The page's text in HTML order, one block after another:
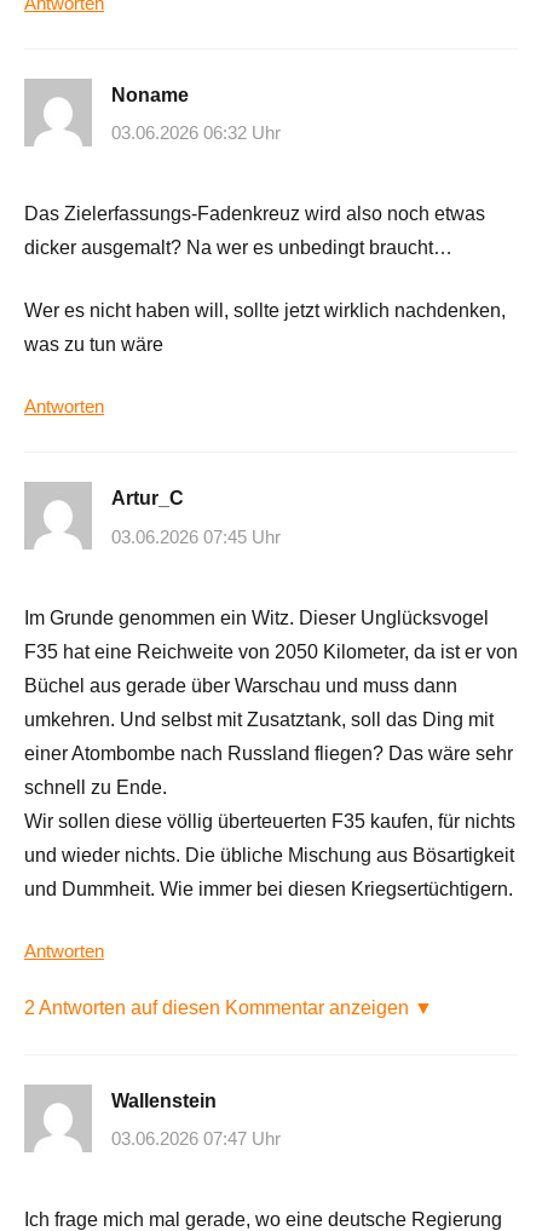
Noname
03.06.2026 06:32 Uhr
Das Zielerfassungs-Fadenkreuz wird also noch etwas
dicker ausgemalt? Na wer es unbedingt braucht…
Wer es nicht haben will, sollte jetzt wirklich nachdenken,
was zu tun wäre
Antworten
Artur_C
03.06.2026 07:45 Uhr
Im Grunde genommen ein Witz. Dieser Unglücksvogel
F35 hat eine Reichweite von 2050 Kilometer, da ist er von
Büchel aus gerade über Warschau und muss dann
umkehren. Und selbst mit Zusatztank, soll das Ding mit
einer Atombombe nach Russland fliegen? Das wäre sehr
schnell zu Ende.
Wir sollen diese völlig überteuerten F35 kaufen, für nichts
und wieder nichts. Die übliche Mischung aus Bösartigkeit
und Dummheit. Wie immer bei diesen Kriegsertüchtigern.
Antworten
2 Antworten auf diesen Kommentar anzeigen ▼
Wallenstein
03.06.2026 07:47 Uhr
Ich frage mich mal gerade, wo eine deutsche Regierung